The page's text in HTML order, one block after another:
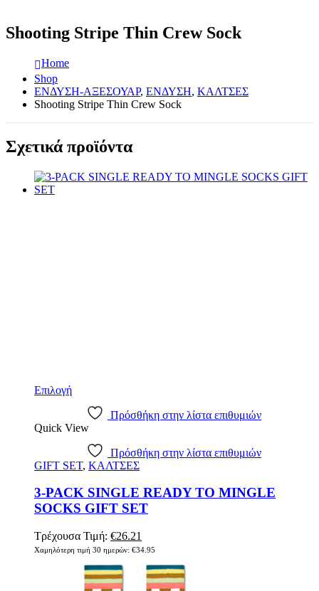
Shooting Stripe Thin Crew Sock
Home
Shop
ΕΝΔΥΣΗ-ΑΞΕΣΟΥΑΡ, ΕΝΔΥΣΗ, ΚΑΛΤΣΕΣ
Shooting Stripe Thin Crew Sock
Σχετικά προϊόντα
Επιλογή
Πρόσθήκη στην λίστα επιθυμιών
Quick View
Πρόσθήκη στην λίστα επιθυμιών
GIFT SET, ΚΑΛΤΣΕΣ
3-PACK SINGLE READY TO MINGLE
SOCKS GIFT SET
Τρέχουσα Τιμή: €26.21
Χαμηλότερη τιμή 30 ημερών: €34.95